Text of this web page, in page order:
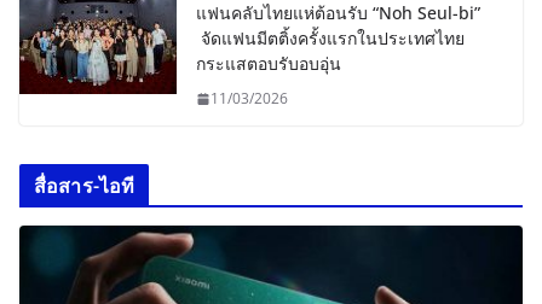
แฟนคลับไทยแห่ต้อนรับ “Noh Seul-bi”
จัดแฟนมีตติ้งครั้งแรกในประเทศไทย
กระแสตอบรับอบอุ่น
11/03/2026
สื่อสาร-ไอที